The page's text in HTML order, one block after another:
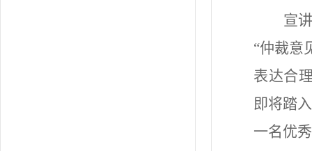
宣
“仲裁意
表达合
即将踏
一名优